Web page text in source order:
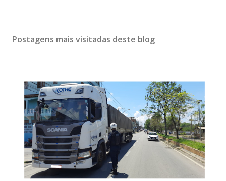
Postagens mais visitadas deste blog